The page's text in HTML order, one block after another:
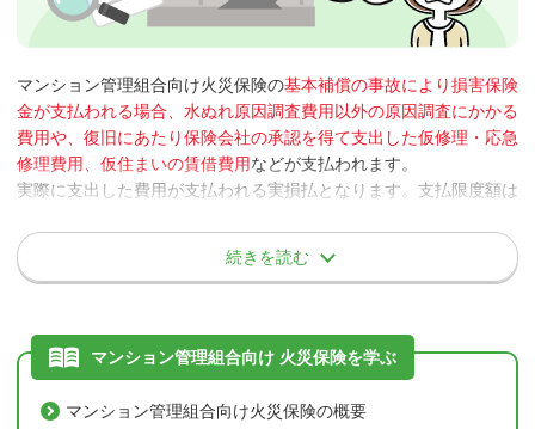
東京海上日動
〇
三井住友海上
〇
一般家庭用以外に使用している間に発生した事故
車両、船舶などの備品として使用している間に生じた事故
など
事故時諸費用補償特
約
「10％・100万円限
度」／「20％・
3,000万円限度」選
択
三井住友海上
事故時諸費用特約
(火災・風水災等限
定/火災等限定)
「10％・3,000万円
限度」／「20％・
3,000万円限度」選
当該費用保険金は「定率」で支払われるため、
。
当該費用保険金は保険会社によって支払われる割合や限度額が異な
るため、比較をするポイントとなります 。保険料にあまり差が出な
マンション管理組合向け火災保険の基本補償の事故により損害保険
金が支払われる場合、水ぬれ原因調査費用以外の原因調査にかかる
費用や、復旧にあたり保険会社の承認を得て支出した仮修理・応急
修理費用、仮住まいの賃借費用などが支払われます。
実際に支出した費用が支払われる実損払となります。支払限度額は
費用保険金支払いの例
台風の強風により壁の一部が損壊してしまった。損壊箇所から
の風雨の吹込みを防ぐために、管理組合がビニールシートを購
その際の、ビニールシートの購入代金および設置に要した費用
続きを読む
マンション管理組合向け 火災保険を学ぶ
マンション管理組合向け火災保険の概要